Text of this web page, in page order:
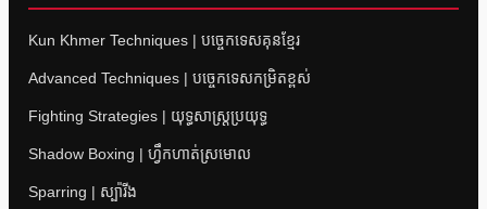
Kun Khmer Techniques | បច្ចេកទេសគុនខ្មែរ
Advanced Techniques | បច្ចេកទេសកម្រិតខ្ពស់
Fighting Strategies | យុទ្ធសាស្ត្រប្រយុទ្ធ
Shadow Boxing | ហ្វឹកហាត់ស្រមោល
Sparring | ស្ប៉ារីង